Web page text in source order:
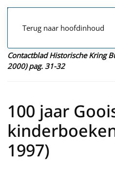
Terug naar hoofdinhoud
Contactblad Historische Kring
2000) pag. 31-32
100 jaar
1997)